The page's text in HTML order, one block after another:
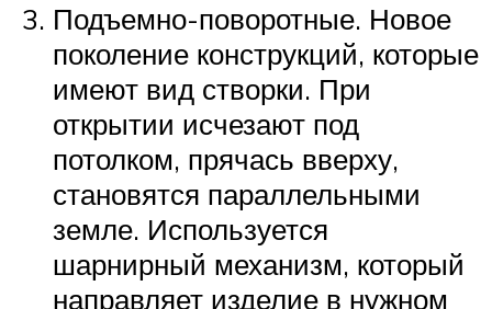
Подъемно-поворотные. Новое
поколение конструкций, которые
имеют вид створки. При
открытии исчезают под
потолком, прячась вверху,
становятся параллельными
земле. Используется
шарнирный механизм, который
направляет изделие в нужном